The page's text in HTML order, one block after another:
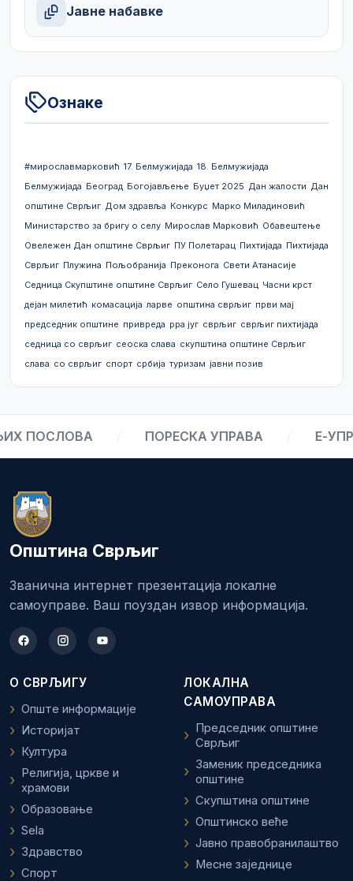
Јавне набавке
Ознаке
#мирославмарковић 17. Белмужијада 18. Белмужијада
Белмужијада Београд Богојављење Буџет 2025 Дан жалости Дан
општине Сврљиг Дом здравља Конкурс Марко Миладиновић
Министарство за бригу о селу Мирослав Марковић Обавештење
Овележен Дан општине Сврљиг ПУ Полетарац Пихтијада Пихтијада
Сврљиг Плужина Пољобранија Преконога Свети Атанасије
Седница Скупштине општине Сврљиг Село Гушевац Часни крст
дејан милетић комасација ларве општина сврљиг први мај
председник општине привреда рра југ сврљиг сврљиг пихтијада
седница со сврљиг сеоска слава скупштина општине Сврљиг
слава со сврљиг спорт србија туризам јавни позив
ПОСЛОВА ПОРЕСКА УПРАВА Е-
Општина Сврљиг
Званична интернет презентација локалне
самоуправе. Ваш поуздан извор информација.
О СВРЉИГУ
Опште информације
Историјат
Култура
Религија, цркве и
храмови
Образовање
Sela
Здравство
Спорт
ЛОКАЛНА
САМОУПРАВА
Председник општине
Сврљиг
Заменик председника
општине
Скупштина општине
Општинско веће
Јавно правобранилаштво
Месне заједнице